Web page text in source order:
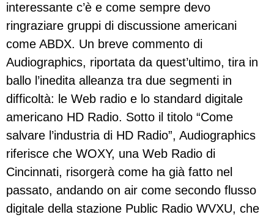
interessante c’è e come sempre devo
ringraziare gruppi di discussione americani
come ABDX. Un breve commento di
Audiographics, riportata da quest’ultimo, tira in
ballo l’inedita alleanza tra due segmenti in
difficoltà: le Web radio e lo standard digitale
americano HD Radio. Sotto il titolo “Come
salvare l’industria di HD Radio”, Audiographics
riferisce che WOXY, una Web Radio di
Cincinnati, risorgerà come ha già fatto nel
passato, andando on air come secondo flusso
digitale della stazione Public Radio WVXU, che